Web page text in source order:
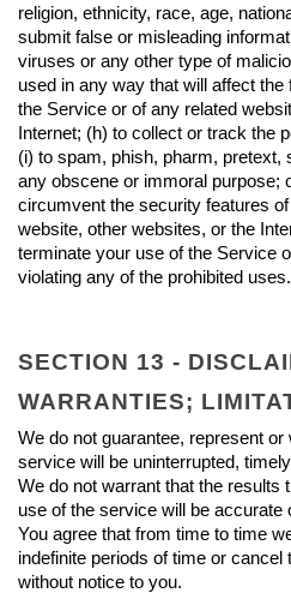
religion, ethnicity, race, age,
submit false or misleading
viruses or any other type of
used in any way that will affect
the Service or of any related
Internet; (h) to collect or track the
(i) to spam, phish, pharm, pretext,
any obscene or immoral purpose;
circumvent the security features
website, other websites, or the
terminate your use of the Service
violating any of the prohibited uses.
SECTION 13 -
WARRANTIES;
We do not guarantee, represent
service will be uninterrupted,
We do not warrant that the results
use of the service will be accurate
You agree that from time to time
indefinite periods of time or
without notice to you.